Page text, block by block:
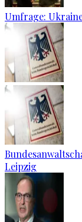
Umfrage:
Leipzig